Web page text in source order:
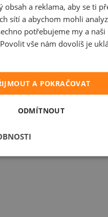
obsah a reklama, aby se ti
sítí a abychom mohli
potřebujeme my a
vše nám dovolíš je
A POKRAČOVAT
ODMÍTNOUT